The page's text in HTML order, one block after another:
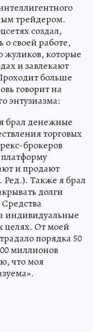
трейдером.
создал,
о своей работе,
жуликов, которые
и завлекают
больше
говорит на
энтузиазма:
брал денежные
торговых
брокеров
и продают
Также я брал
долги
индивидуальные
целях. От моей
порядка 50
миллионов
что моя